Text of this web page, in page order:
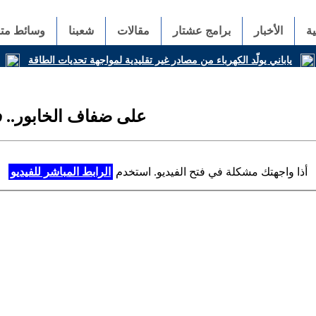
الأخبار برامج عشتار مقالات شعبنا وسائط
ياباني يولّد الكهرباء من مصادر غير تقليدية لمواجهة تحديات الطاقة
على ضفاف الخابور..
أذا واجهتك مشكلة في فتح الفيديو. استخدم الرابط المباشر للفيديو